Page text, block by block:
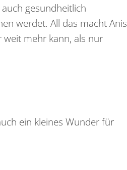
gesundheitlich
werdet. All das macht Anis
weit mehr kann, als nur
ein kleines Wunder für